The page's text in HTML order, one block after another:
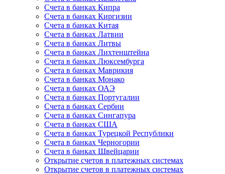
Счета в банках Кипра
Счета в банках Киргизии
Счета в банках Китая
Счета в банках Латвии
Счета в банках Литвы
Счета в банках Лихтенштейна
Счета в банках Люксембурга
Счета в банках Маврикия
Счета в банках Монако
Счета в банках ОАЭ
Счета в банках Португалии
Счета в банках Сербии
Счета в банках Сингапура
Счета в банках США
Счета в банках Турецкой Республики
Счета в банках Черногории
Счета в банках Швейцарии
Открытие счетов в платежных системах
Открытие счетов в платежных системах